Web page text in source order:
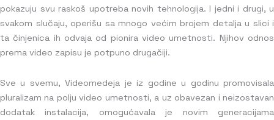
pokazuju svu raskoš upotreba novih tehnologija. I jedni i drugi, u
svakom slučaju, operišu sa mnogo većim brojem detalja u slici i
ta činjenica ih odvaja od pionira video umetnosti. Njihov odnos
prema video zapisu je potpuno drugačiji.
Sve u svemu, Videomedeja je iz godine u godinu promovisala
pluralizam na polju video umetnosti, a uz obavezan i neizostavan
dodatak instalacija, omogućavala je novim generacijama